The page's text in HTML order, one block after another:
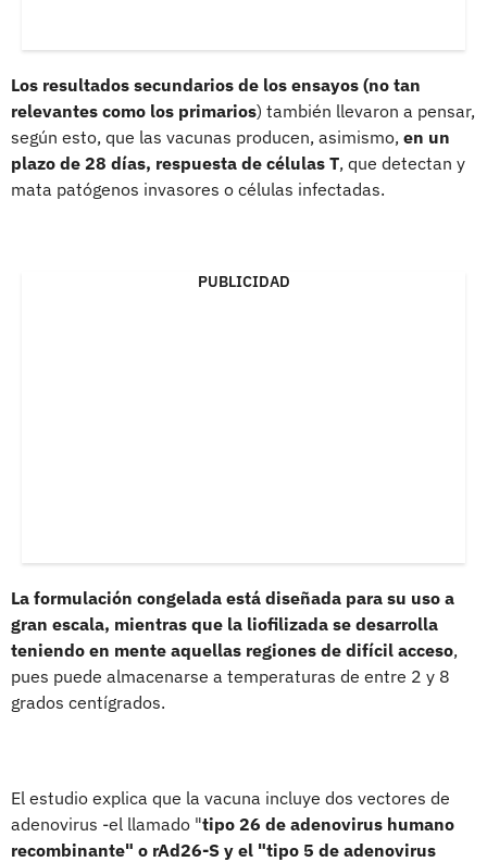
Los resultados secundarios de los ensayos (no tan
relevantes como los primarios) también llevaron a pensar,
según esto, que las vacunas producen, asimismo, en un
plazo de 28 días, respuesta de células T, que detectan y
mata patógenos invasores o células infectadas.
PUBLICIDAD
La formulación congelada está diseñada para su uso a
gran escala, mientras que la liofilizada se desarrolla
teniendo en mente aquellas regiones de difícil acceso,
pues puede almacenarse a temperaturas de entre 2 y 8
grados centígrados.
El estudio explica que la vacuna incluye dos vectores de
adenovirus -el llamado "tipo 26 de adenovirus humano
recombinante" o rAd26-S y el "tipo 5 de adenovirus